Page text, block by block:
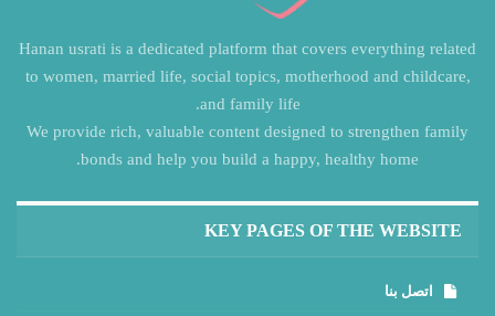
Hanan usrati is a dedicated platform that covers everything related
to women, married life, social topics, motherhood and childcare,
and family life.
We provide rich, valuable content designed to strengthen family
bonds and help you build a happy, healthy home.
KEY PAGES OF THE WEBSITE
اتصل بنا